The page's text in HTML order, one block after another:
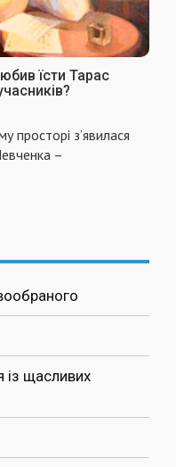
їсти Тарас
просторі з’явилася
–
із щасливих